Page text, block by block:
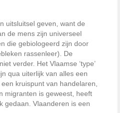
uitsluitsel geven, want de
de mens zijn universeel
die gebiologeerd zijn door
rassenleer). De
verder. Het Vlaamse ‘type’
qua uiterlijk van alles een
kruispunt van handelaren,
migranten is geweest, heeft
gedaan. Vlaanderen is een